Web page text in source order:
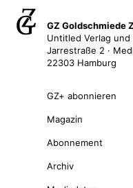
GZ Goldschmiede
Untitled Verlag und
Jarrestraße 2 ·
22303 Hamburg
GZ+ abonnieren
Magazin
Abonnement
Archiv